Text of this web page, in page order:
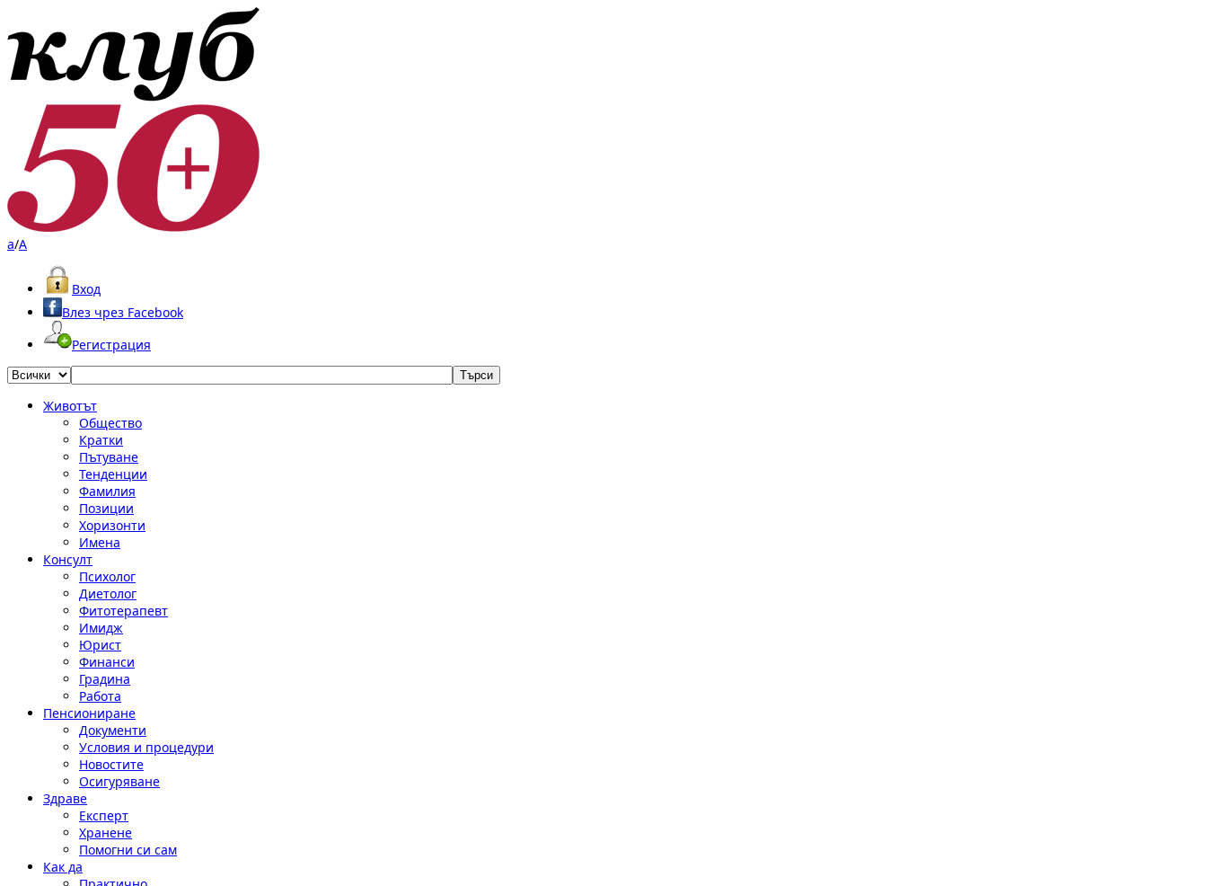
a/A
Вход
Влез чрез Facebook
Регистрация
Животът
Общество
Кратки
Пътуване
Тенденции
Фамилия
Позиции
Хоризонти
Имена
Консулт
Психолог
Диетолог
Фитотерапевт
Имидж
Юрист
Финанси
Градина
Работа
Пенсиониране
Документи
Условия и процедури
Новостите
Осигуряване
Здраве
Експерт
Хранене
Помогни си сам
Как да